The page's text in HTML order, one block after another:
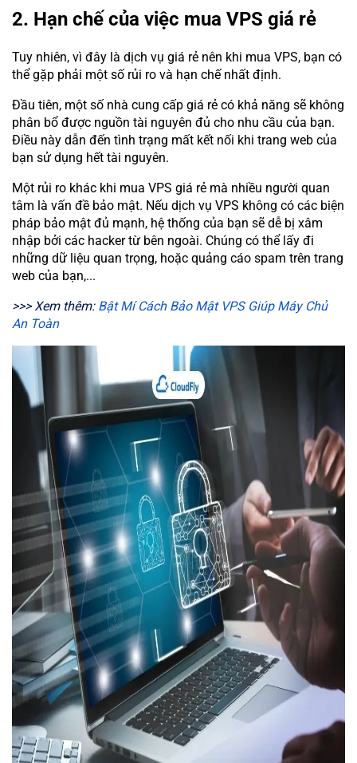
2. Hạn chế của việc mua VPS giá rẻ
Tuy nhiên, vì đây là dịch vụ giá rẻ nên khi mua VPS, bạn có
thể gặp phải một số rủi ro và hạn chế nhất định.
Đầu tiên, một số nhà cung cấp giá rẻ có khả năng sẽ không
phân bổ được nguồn tài nguyên đủ cho nhu cầu của bạn.
Điều này dẫn đến tình trạng mất kết nối khi trang web của
bạn sử dụng hết tài nguyên.
Một rủi ro khác khi mua VPS giá rẻ mà nhiều người quan
tâm là vấn đề bảo mật. Nếu dịch vụ VPS không có các biện
pháp bảo mật đủ mạnh, hệ thống của bạn sẽ dễ bị xâm
nhập bởi các hacker từ bên ngoài. Chúng có thể lấy đi
những dữ liệu quan trọng, hoặc quảng cáo spam trên trang
web của bạn,...
>>> Xem thêm: Bật Mí Cách Bảo Mật VPS Giúp Máy Chủ
An Toàn